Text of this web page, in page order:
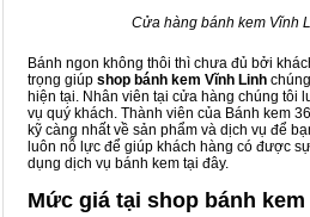
Cửa hàng bánh kem Vĩnh
Bánh ngon không thôi thì chưa đủ bởi
trọng giúp shop bánh kem Vĩnh Linh
hiện tại. Nhân viên tại cửa hàng chúng tôi
vụ quý khách. Thành viên của Bánh kem
kỹ càng nhất về sản phẩm và dịch vụ để
luôn nỗ lực để giúp khách hàng có được
dụng dịch vụ bánh kem tại đây.
Mức giá tại shop bánh